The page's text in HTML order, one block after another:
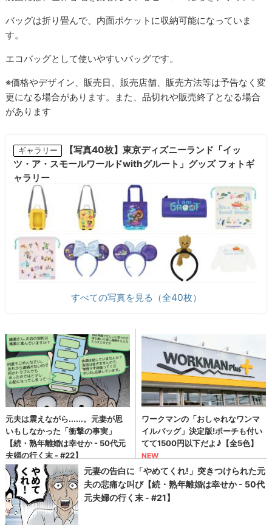
バッグは折り畳んで、内面ポケットに収納可能になっていま
す。
エコバッグとして使いやすいバッグです。
※価格やデザイン、販売日、販売店舗、販売方法等は予告なく変
更になる場合があります。また、品切れや販売終了となる場合
があります
ギャラリー
【写真40枚】東京ディズニーランド「イッ
ツ・ア・スモールワールドwithグルート」グッズ フォトギ
ャラリー
すべての写真を見る（全40枚）